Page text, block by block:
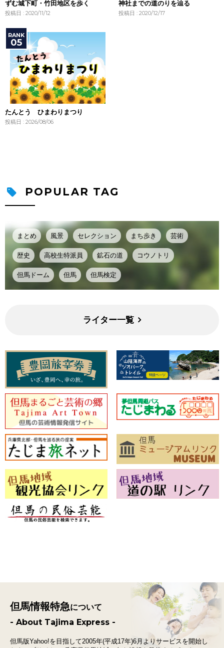
ずむ城下町・竹田地区を歩く
投稿日 : 2020/11/12
神社までの道のりを辿る
投稿日 : 2020/12/17
たんとう ひまわりまつり
投稿日 : 2026/08/06
POPULAR TAG
まとめ 風景 セレクション まち歩き 芸術
歴史 高校生特派員 鉱石の道 コウノトリ
但馬ドーム 但馬 但馬検定
ライター一覧
但馬情報特急について
- About Tajima Express -
但馬版Yahoo!を目指して2005年(平成17年)6月よりサービスを開始し